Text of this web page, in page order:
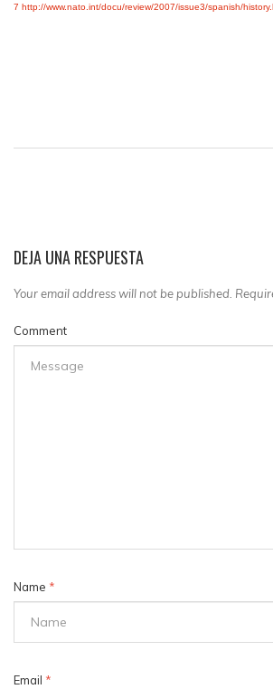
7 http://www.nato.int/docu/review/2007/issue3/spanish/
DEJA UNA RESPUESTA
Your email address will not be published.
Comment
Name *
Email *